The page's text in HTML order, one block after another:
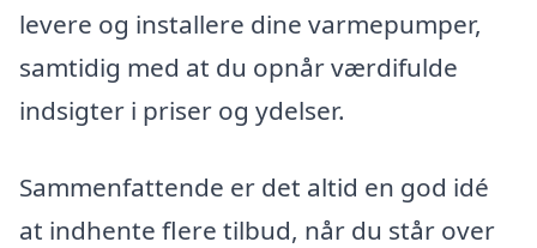
levere og installere dine varmepumper,
samtidig med at du opnår værdifulde
indsigter i priser og ydelser.
Sammenfattende er det altid en god idé
at indhente flere tilbud, når du står over